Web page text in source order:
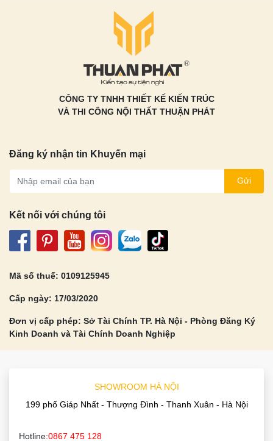
CÔNG TY TNHH THIẾT KẾ KIẾN TRÚC
VÀ THI CÔNG NỘI THẤT THUẬN PHÁT
Đăng ký nhận tin Khuyến mại
Gửi
Kết nối với chúng tôi
Mã số thuế: 0109125945
Cấp ngày: 17/03/2020
Đơn vị cấp phép: Sở Tài Chính TP. Hà Nội - Phòng Đăng Ký
Kinh Doanh và Tài Chính Doanh Nghiệp
SHOWROOM HÀ NỘI
199 phố Giáp Nhất - Thượng Đình - Thanh Xuân - Hà Nội
Hotline:0867 475 128